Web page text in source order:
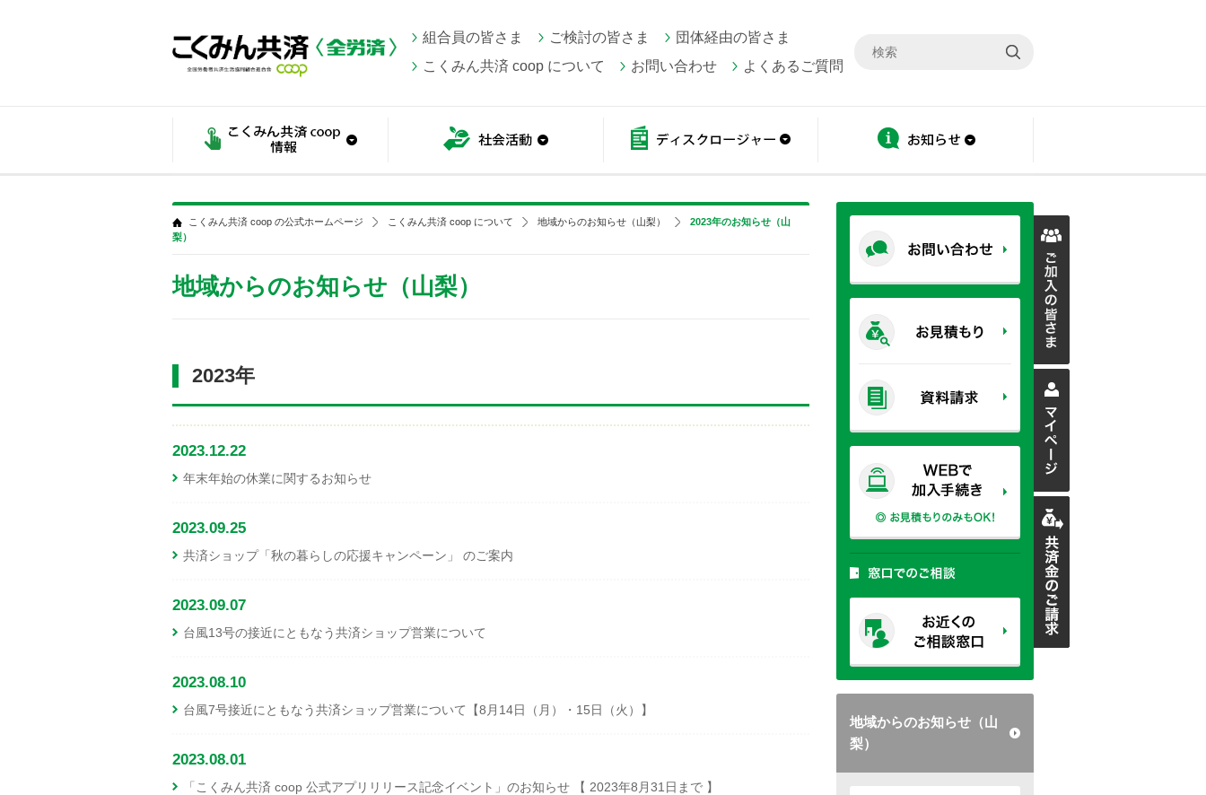
組合員の皆さま ご検討の皆さま
団体経由の皆さま
こくみん共済 coop について
お問い合わせ よくあるご質問
地域からのお知らせ（山
梨）
こくみん共済 coop の公式ホームページ こくみん共済 coop について 地域からのお知らせ（山梨）
2023年のお知らせ（山
梨）
地域からのお知らせ（山梨）
2023年
2023.12.22
年末年始の休業に関するお知らせ
2023.09.25
共済ショップ「秋の暮らしの応援キャンペーン」 のご案内
2023.09.07
台風13号の接近にともなう共済ショップ営業について
2023.08.10
台風7号接近にともなう共済ショップ営業について【8月14日（月）・15日（火）】
2023.08.01
「こくみん共済 coop 公式アプリリリース記念イベント」のお知らせ 【 2023年8月31日まで 】